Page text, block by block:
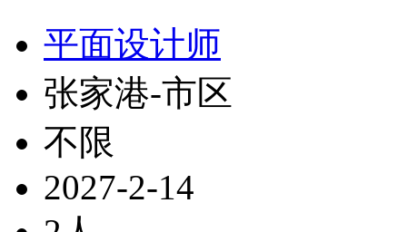
平面设计师
张家港-市区
不限
2027-2-14